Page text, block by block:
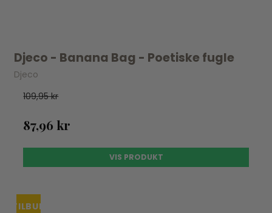
Djeco - Banana Bag - Poetiske fugle
Djeco
109,95 kr
87,96 kr
VIS PRODUKT
TILBUD